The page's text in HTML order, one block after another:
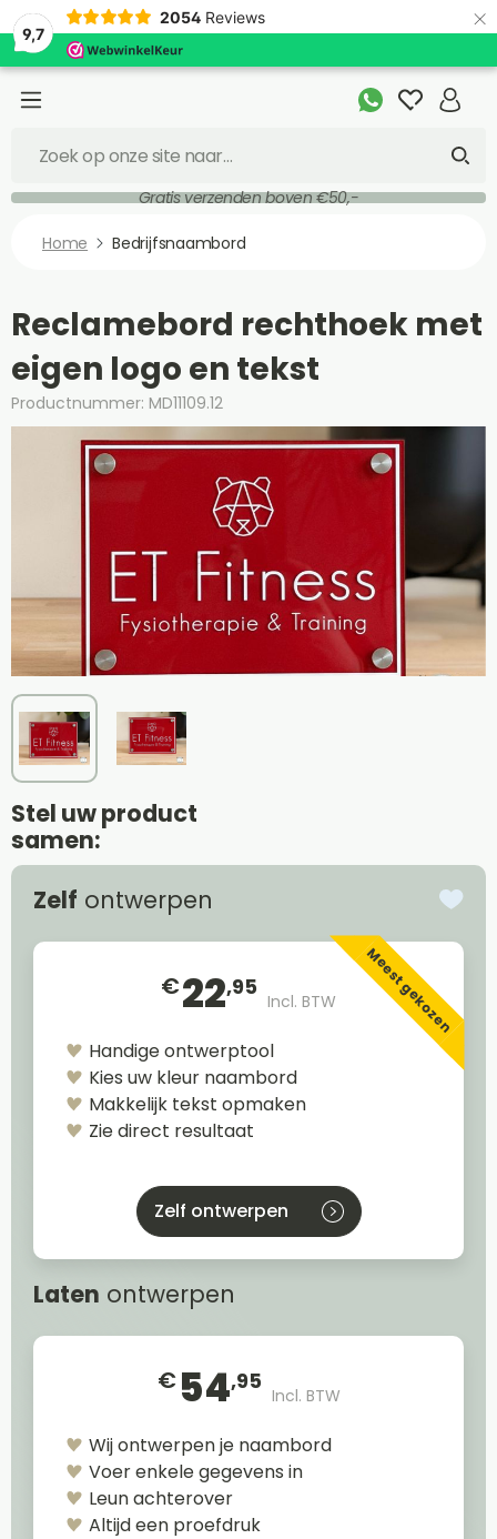
9,7
2054 Reviews ×
Gratis verzenden boven €50,-
Home Bedrijfsnaambord
Reclamebord rechthoek met
eigen logo en tekst
Productnummer: MD11109.12
Stel uw product
samen:
Zelf ontwerpen
€22,95
Incl. BTW Meest gekozen
Handige ontwerptool
Kies uw kleur naambord
Makkelijk tekst opmaken
Zie direct resultaat
Zelf ontwerpen
Laten ontwerpen
€54,95
Incl. BTW
Wij ontwerpen je naambord
Voer enkele gegevens in
Leun achterover
Altijd een proefdruk